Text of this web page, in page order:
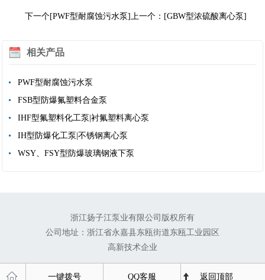
下一个[PWF型耐腐蚀污水泵]上一个：[GBW型浓硫酸离心泵]
相关产品
PWF型耐腐蚀污水泵
FSB型防爆氟塑料合金泵
IHF型氟塑料化工泵|衬氟塑料离心泵
IH型防爆化工泵|不锈钢离心泵
WSY、FSY型防爆玻璃钢液下泵
浙江扬子江泵业有限公司版权所有
公司地址：浙江省永嘉县东瓯街道东瓯工业园区
高新技术企业
一键拨号 QQ客服 返回顶部